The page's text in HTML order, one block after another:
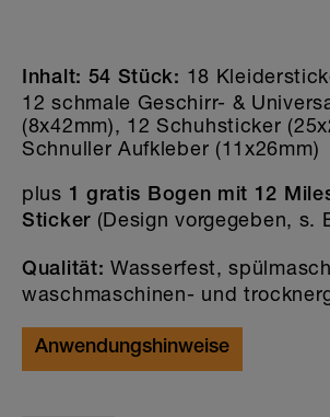
Inhalt: 54 Stück: 18
12 schmale Geschirr- &
(8x42mm), 12 Schuhsticker
Schnuller Aufkleber (11x26mm)
plus 1 gratis Bogen mit 12
Sticker(Design vorgegeben, s.
Qualität: Wasserfest,
waschmaschinen- und
Anwendungshinweise